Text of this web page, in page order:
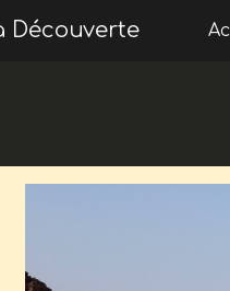
Découverte